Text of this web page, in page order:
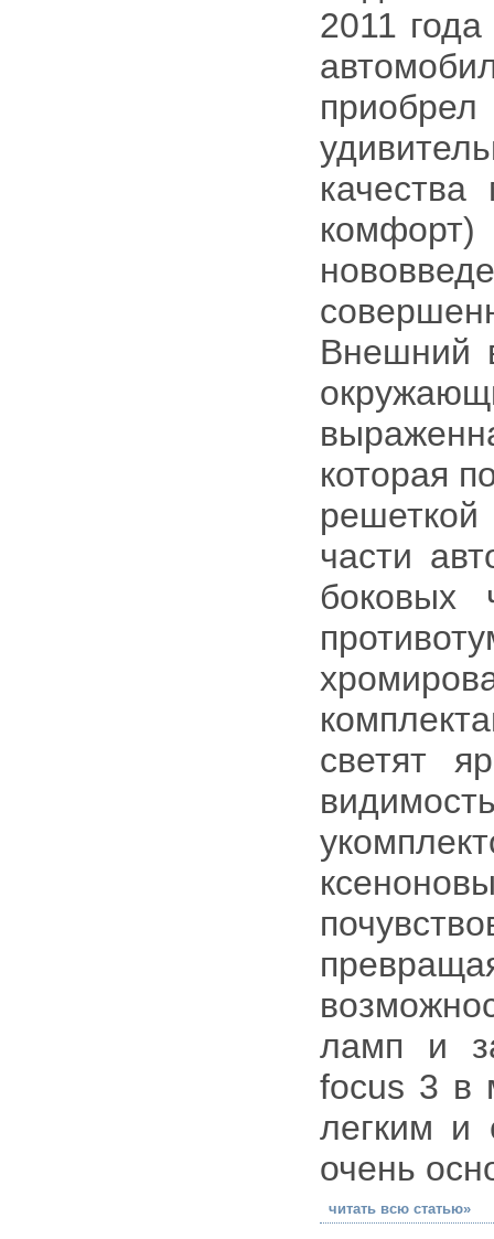
2011
Внешний
которая
части
боковых
светят
ламп и
focus 3 в
легким и
очень
читать всю статью»